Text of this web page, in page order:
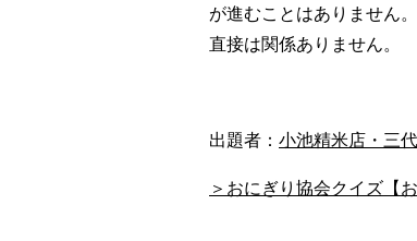
が進むことはありません
直接は関係ありません。
出題者： 小池精米店・三
＞おにぎり協会クイズ【